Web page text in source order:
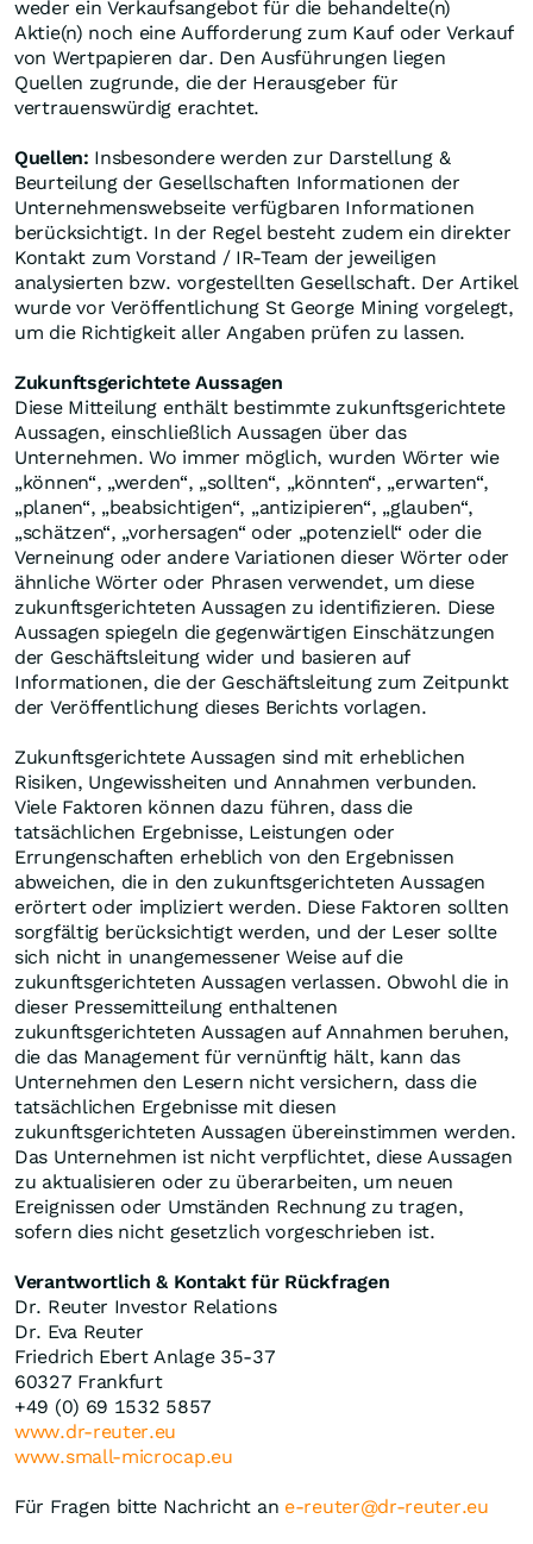
weder ein Verkaufsangebot für die behandelte(n)
Aktie(n) noch eine Aufforderung zum Kauf oder Verkauf
von Wertpapieren dar. Den Ausführungen liegen
Quellen zugrunde, die der Herausgeber für
vertrauenswürdig erachtet.
Quellen: Insbesondere werden zur Darstellung &
Beurteilung der Gesellschaften Informationen der
Unternehmenswebseite verfügbaren Informationen
berücksichtigt. In der Regel besteht zudem ein direkter
Kontakt zum Vorstand / IR-Team der jeweiligen
analysierten bzw. vorgestellten Gesellschaft. Der Artikel
wurde vor Veröffentlichung St George Mining vorgelegt,
um die Richtigkeit aller Angaben prüfen zu lassen.
Zukunftsgerichtete Aussagen
Diese Mitteilung enthält bestimmte zukunftsgerichtete
Aussagen, einschließlich Aussagen über das
Unternehmen. Wo immer möglich, wurden Wörter wie
„können“, „werden“, „sollten“, „könnten“, „erwarten“,
„planen“, „beabsichtigen“, „antizipieren“, „glauben“,
„schätzen“, „vorhersagen“ oder „potenziell“ oder die
Verneinung oder andere Variationen dieser Wörter oder
ähnliche Wörter oder Phrasen verwendet, um diese
zukunftsgerichteten Aussagen zu identifizieren. Diese
Aussagen spiegeln die gegenwärtigen Einschätzungen
der Geschäftsleitung wider und basieren auf
Informationen, die der Geschäftsleitung zum Zeitpunkt
der Veröffentlichung dieses Berichts vorlagen.
Zukunftsgerichtete Aussagen sind mit erheblichen
Risiken, Ungewissheiten und Annahmen verbunden.
Viele Faktoren können dazu führen, dass die
tatsächlichen Ergebnisse, Leistungen oder
Errungenschaften erheblich von den Ergebnissen
abweichen, die in den zukunftsgerichteten Aussagen
erörtert oder impliziert werden. Diese Faktoren sollten
sorgfältig berücksichtigt werden, und der Leser sollte
sich nicht in unangemessener Weise auf die
zukunftsgerichteten Aussagen verlassen. Obwohl die in
dieser Pressemitteilung enthaltenen
zukunftsgerichteten Aussagen auf Annahmen beruhen,
die das Management für vernünftig hält, kann das
Unternehmen den Lesern nicht versichern, dass die
tatsächlichen Ergebnisse mit diesen
zukunftsgerichteten Aussagen übereinstimmen werden.
Das Unternehmen ist nicht verpflichtet, diese Aussagen
zu aktualisieren oder zu überarbeiten, um neuen
Ereignissen oder Umständen Rechnung zu tragen,
sofern dies nicht gesetzlich vorgeschrieben ist.
Verantwortlich & Kontakt für Rückfragen
Dr. Reuter Investor Relations
Dr. Eva Reuter
Friedrich Ebert Anlage 35-37
60327 Frankfurt
+49 (0) 69 1532 5857
www.dr-reuter.eu
www.small-microcap.eu
Für Fragen bitte Nachricht an e-reuter@dr-reuter.eu